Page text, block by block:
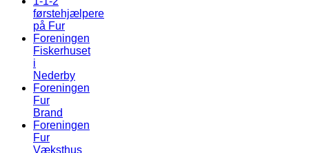
førstehjælpere
på Fur
Foreningen
Fiskerhuset
i
Nederby
Foreningen
Fur
Brand
Foreningen
Fur
Væksthus